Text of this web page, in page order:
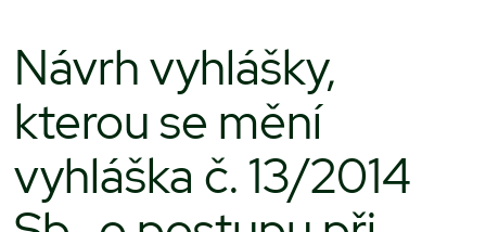
Návrh vyhlášky,
kterou se mění
vyhláška č. 13/2014